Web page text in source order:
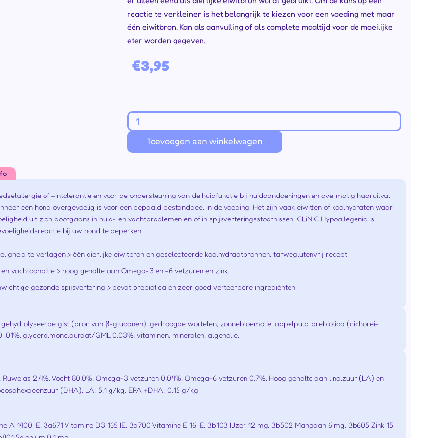
reactie te verkleinen is het belangrijk te kiezen voor een voeding met maar
één eiwitbron. Kan als aanvulling of als complete maaltijd voor de moeilijke
eter worden gegeven.
€3,95
Hypoallergenic
Stukjes
in
aantal
Toevoegen aan winkelwagen
of –intolerantie en voor de ondersteuning van de huidfunctie bij huidaandoeningen en overmatig haaruitval
een hond overgevoelig is voor een bepaald bestanddeel in de voeding. Het zijn vaak eiwitten of koolhydraten waar
uit zich doorgaans in huid- en vachtproblemen en of in spijsverteringsstoornissen. CLiNiC Hypoallegenic is
bij uw hond te beperken.
te verlagen > één dierlijke eiwitbron en geselecteerde koolhydraatbronnen, tarweglutenvrij recept
vachtconditie > hoog gehalte aan Omega-3 en -6 vetzuren en zink
gezonde spijsvertering > bevat prebiotica en zeer goed verteerbare ingrediënten
gist (bron van β-glucanen), gedroogde wortelen, zonnebloemolie, appelpulp, prebiotica (cichorei-
glycerolmonolauraat/GML 0,03%, vitaminen, mineralen, algenolie.
Ruwe as 2,4%, Vocht 80,0%, Omega-3 vetzuren 0,04%, Omega-6 vetzuren 0,7%. Hoog gehalte aan linolzuur (LA) en
(DHA). LA: 5,1 g/kg, EPA +DHA: 0,15 g/kg
A 1400 IE, 3a671 Vitamine D3 165 IE, 3a700 Vitamine E 16 IE, 3b103 IJzer 12 mg, 3b502 Mangaan 6 mg, 3b605 Zink 15